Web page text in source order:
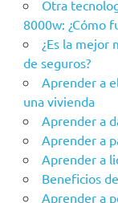
Otra
8000w: ¿Cómo
¿Es la mejor
de seguros?
Aprender a
una vivienda
Aprender a
Aprender a
Aprender a
Beneficios
Aprender a